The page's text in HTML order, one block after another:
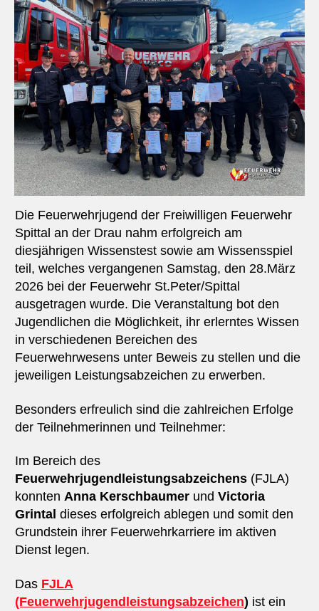
Die Feuerwehrjugend der Freiwilligen Feuerwehr
Spittal an der Drau nahm erfolgreich am
diesjährigen Wissenstest sowie am Wissensspiel
teil, welches vergangenen Samstag, den 28.März
2026 bei der Feuerwehr St.Peter/Spittal
ausgetragen wurde. Die Veranstaltung bot den
Jugendlichen die Möglichkeit, ihr erlerntes Wissen
in verschiedenen Bereichen des
Feuerwehrwesens unter Beweis zu stellen und die
jeweiligen Leistungsabzeichen zu erwerben.
Besonders erfreulich sind die zahlreichen Erfolge
der Teilnehmerinnen und Teilnehmer:
Im Bereich des
Feuerwehrjugendleistungsabzeichens(FJLA)
konnten Anna Kerschbaumerund Victoria
Grintal dieses erfolgreich ablegen und somit den
Grundstein ihrer Feuerwehrkarriere im aktiven
Dienst legen.
Das FJLA
(Feuerwehrjugendleistungsabzeichen) ist ein